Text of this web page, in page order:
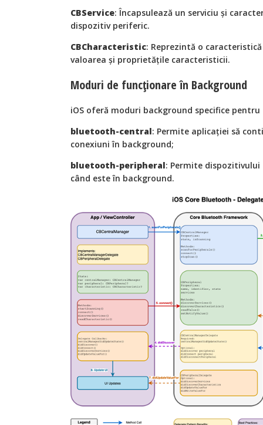
CBService: Încapsulează un serviciu și
dispozitiv periferic.
CBCharacteristic: Reprezintă o
valoarea și proprietățile caracteristicii.
Moduri de funcționare în Background
iOS oferă moduri background specifice pentru
bluetooth-central: Permite aplicației să
conexiuni în background;
bluetooth-peripheral: Permite dispozitivului
când este în background.